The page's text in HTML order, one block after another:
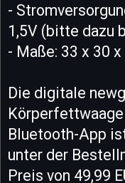
-
1,5V (bitte dazu
- Maße: 33 x 30
Die digitale
Bluetooth-App
unter der
Preis von 49,99